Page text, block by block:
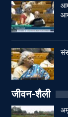
जीवन-शैली